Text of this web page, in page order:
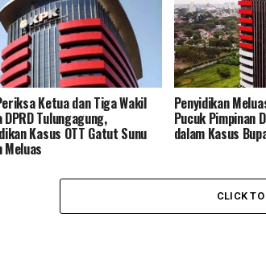
Ketua dan Tiga Wakil
DPRD Tulungagung,
Kasus OTT Gatut Sunu
Meluas
Penyidikan
Pucuk Pimpinan
dalam Kasus
CLICK